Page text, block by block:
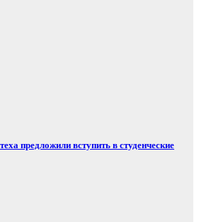
предложили вступить в студенческие